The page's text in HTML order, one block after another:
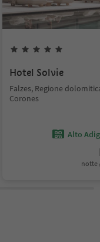
Hotel Solvie
Falzes, Regione
Corones
Alto
notte